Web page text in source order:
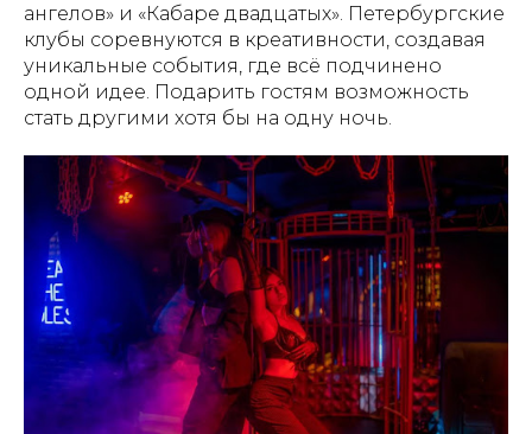
ангелов» и «Кабаре двадцатых». Петербургские
клубы соревнуются в креативности, создавая
уникальные события, где всё подчинено
одной идее. Подарить гостям возможность
стать другими хотя бы на одну ночь.